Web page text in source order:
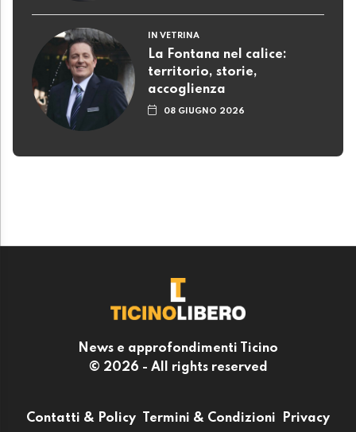
IN VETRINA
La Fontana nel calice:
territorio, storie,
accoglienza
08 GIUGNO 2026
News e approfondimenti Ticino
© 2026 - All rights reserved
Contatti & Policy Termini & Condizioni Privacy